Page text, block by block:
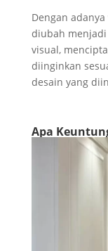
Dengan
diubah
visual,
diinginkan
desain yang
Apa